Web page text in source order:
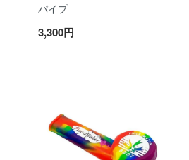
パイプ
3,300円